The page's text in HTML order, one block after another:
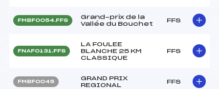
FMBF0054.FFS
Grand-prix de la
Vallée du Bouchet
FFS
FNAF0131.FFS
LA FOULEE
BLANCHE 25 KM
CLASSIQUE
FFS
FMBF0045
GRAND PRIX
REGIONAL
FFS